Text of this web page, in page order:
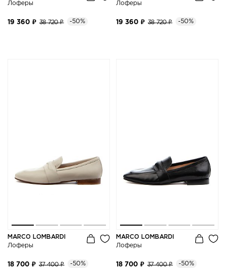
Лоферы
19 360 ₽ 38 720 ₽ -50%
Лоферы
19 360 ₽ 38 720 ₽ -50%
MARCO LOMBARDI
Лоферы
18 700 ₽ 37 400 ₽ -50%
MARCO LOMBARDI
Лоферы
18 700 ₽ 37 400 ₽ -50%